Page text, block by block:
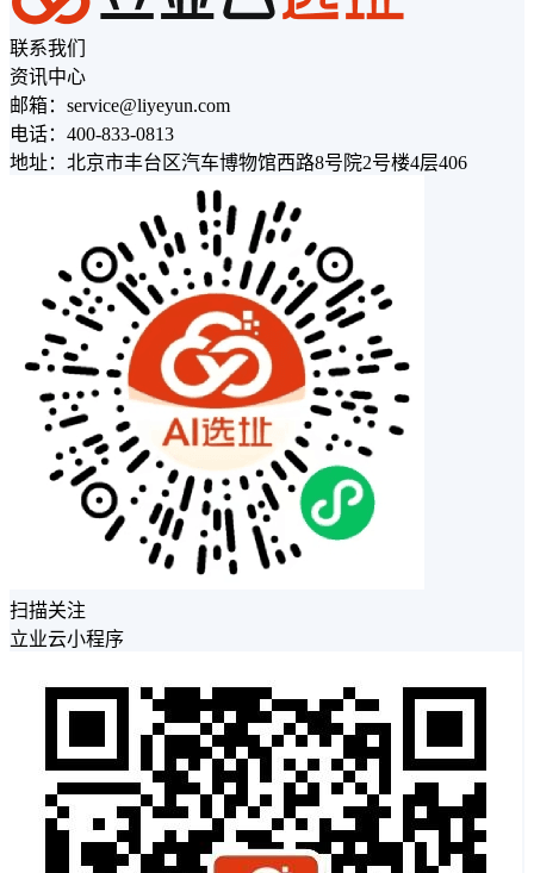
联系我们
资讯中心
邮箱：service@liyeyun.com
电话：400-833-0813
地址：北京市丰台区汽车博物馆西路8号院2号楼4层406
扫描关注
立业云小程序